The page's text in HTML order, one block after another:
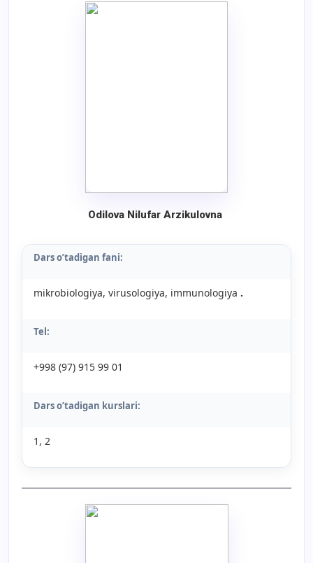
Odilova Nilufar Arzikulovna
Dars o’tadigan fani:
mikrobiologiya, virusologiya, immunologiya .
Tel:
+998 (97) 915 99 01
Dars o’tadigan kurslari:
1, 2